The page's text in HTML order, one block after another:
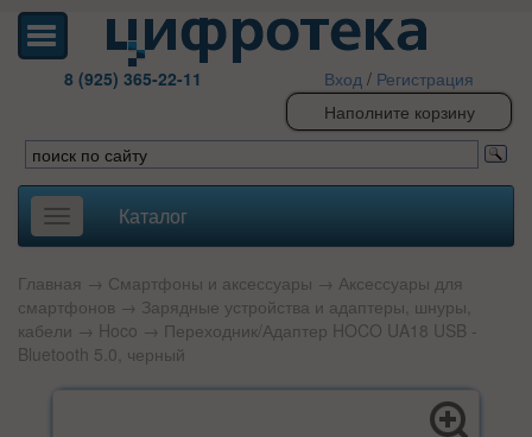
8 (925) 365-22-11 Вход / Регистрация
Наполните корзину
Toggle
navigation
Каталог
Главная → Смартфоны и аксессуары → Аксессуары для
смартфонов → Зарядные устройства и адаптеры, шнуры,
кабели → Hoco → Переходник/Адаптер HOCO UA18 USB -
Bluetooth 5.0, черный